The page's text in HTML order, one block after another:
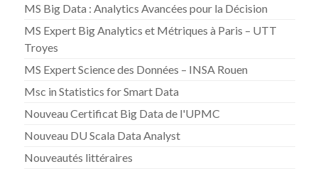
MS Big Data : Analytics Avancées pour la Décision
MS Expert Big Analytics et Métriques à Paris – UTT
Troyes
MS Expert Science des Données – INSA Rouen
Msc in Statistics for Smart Data
Nouveau Certificat Big Data de l'UPMC
Nouveau DU Scala Data Analyst
Nouveautés littéraires